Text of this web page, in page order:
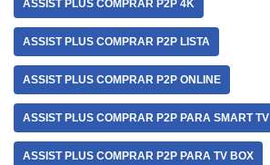
ASSIST PLUS COMPRAR P2P 4K
ASSIST PLUS COMPRAR P2P LISTA
ASSIST PLUS COMPRAR P2P ONLINE
ASSIST PLUS COMPRAR P2P PARA SMART TV
ASSIST PLUS COMPRAR P2P PARA TV BOX